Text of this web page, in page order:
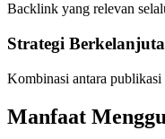
Backlink yang relevan
Strategi
Kombinasi antara
Manfaat